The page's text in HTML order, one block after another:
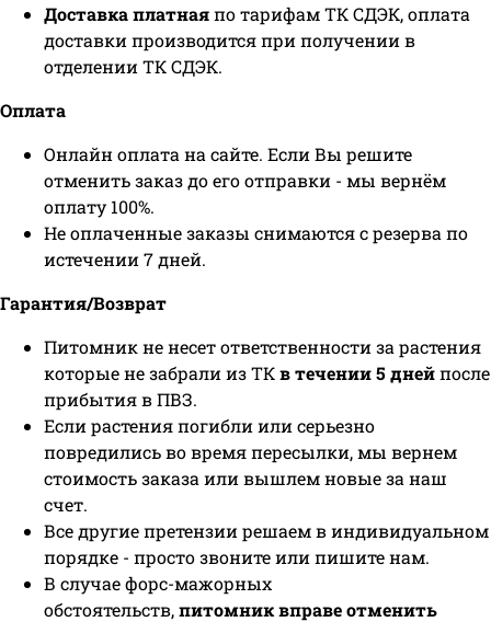
Доставка платнаяпо тарифам ТК СДЭК, оплата
доставки производится при получении в
отделении ТК СДЭК.
Оплата
Онлайн оплата на сайте. Если Вы решите
отменить заказ до его отправки - мы вернём
оплату 100%.
Не оплаченные заказы снимаются с резерва по
истечении 7 дней.
Гарантия/Возврат
Питомник не несет ответственности за растения
которые не забрали из ТКв течении 5 днейпосле
прибытия в ПВЗ.
Если растения погибли или серьезно
повредились во время пересылки, мы вернем
стоимость заказа или вышлем новые за наш
счет.
Все другие претензии решаем в индивидуальном
порядке - просто звоните или пишите нам.
В случае форс-мажорных
обстоятельств,питомник вправе отменить